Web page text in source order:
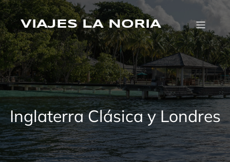
Saltar
al
contenidoVIAJES LA NORIA
Inglaterra Clásica y Londres